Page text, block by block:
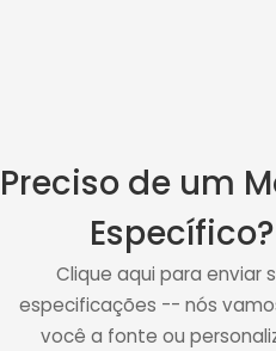
Preciso de um
Específico?
Clique aqui para enviar
especificações -- nós
você a fonte ou